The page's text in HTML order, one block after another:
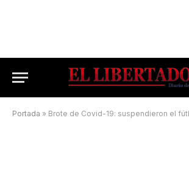
Portada » Brote de Covid-19: suspendieron el fútbol en